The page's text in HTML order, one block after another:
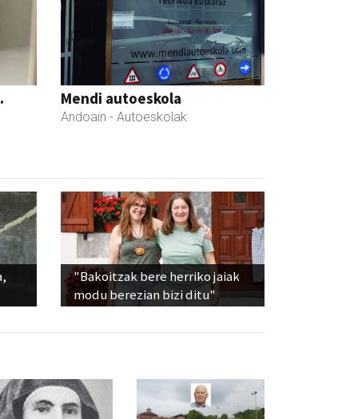
Mendi autoeskola
Andoain - Autoeskolak
"Bakoitzak bere herriko jaiak
modu berezian bizi ditu"